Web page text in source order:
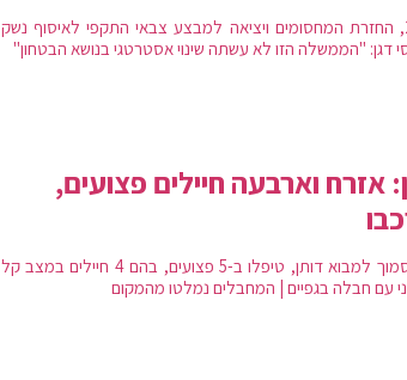
בדרישה למבצע חומת מגן 2, החזרת המחסומים ויציאה למבצע צבאי התקפי לאיסוף נשק
דגן: "הממשלה הזו לא עשתה שינוי אסטרטגי בנושא הבטחון"
אזרח וארבעה חיילים פצועים,
צוותי רפואה שהגיעו למקום, סמוך למבוא דותן, טיפלו ב-5 פצועים, בהם 4 חיילים במצב קל